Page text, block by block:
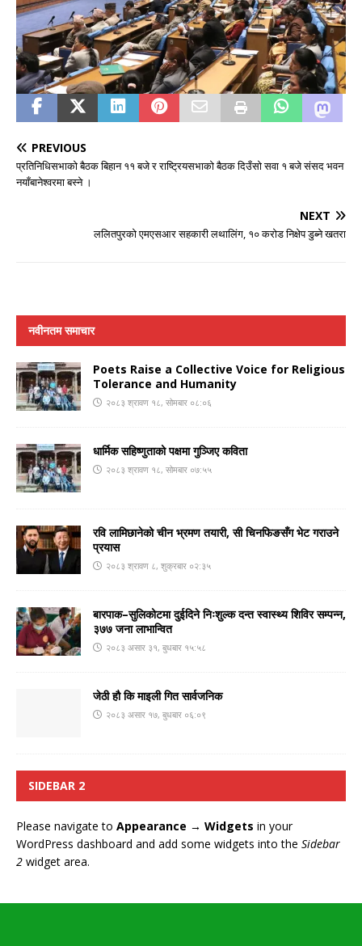
PREVIOUS
प्रतिनिधिसभाको बैठक बिहान ११ बजे र राष्ट्रियसभाको बैठक दिउँसो सवा १ बजे संसद भवन
नयाँबानेश्वरमा बस्ने ।
NEXT
ललितपुरको एमएसआर सहकारी लथालिंग, १० करोड निक्षेप डुब्ने खतरा
नवीनतम समाचार
Poets Raise a Collective Voice for Religious
Tolerance and Humanity
२०८३ श्रावण १८, सोमबार ०८:०६
धार्मिक सहिष्णुताको पक्षमा गुञ्जिए कविता
२०८३ श्रावण १८, सोमबार ०७:५५
रवि लामिछानेको चीन भ्रमण तयारी, सी चिनफिङसँग भेट गराउने
प्रयास
२०८३ श्रावण ८, शुक्रबार ०२:३५
बारपाक–सुलिकोटमा दुईदिने निःशुल्क दन्त स्वास्थ्य शिविर सम्पन्न,
३७७ जना लाभान्वित
२०८३ असार ३१, बुधबार १५:५८
जेठी हौ कि माइली गित सार्वजनिक
२०८३ असार १७, बुधबार ०६:०९
SIDEBAR 2
Please navigate to Appearance → Widgets in your
WordPress dashboard and add some widgets into the Sidebar
2 widget area.